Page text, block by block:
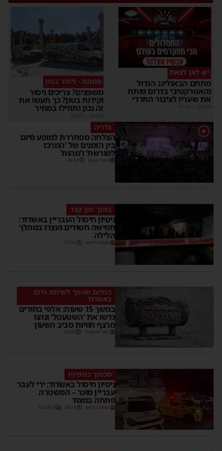
יש לאן לצאת
מתחם הבאולינג הגדול
והאטרקטיבי בדרום פותח
את שעריו לציבור החרדי
מקודם
סמנטו - ניסור בטון
משפצים? צריכים ניסור
וקידוח בטון? כך תעשו את
זה נכון ותוזילו במחיר
מקודם
1 גלריה
הצלחה מסחררת למופע סיום
בין הזמנים של 'המרכז
למורשת' ו'מהות'
משה קאהן 09:34
בתוך זמן קצר
ניסיון חיסול העבריין באשדוד:
חמישה חשודים נעצרו במהלך
הלילה
מנחם דויטש 07:35
המיזם שהפך לשיחת היום
באשדוד
במשך 15 שעות: אלפי בחורים
גדשו את 'השטעטל' ונהנו
מרצף חוויות סביב השעון
יוסי יחזקאלי 06:59
סכסוך כנופיות
ניסיון חיסול באשדוד: ירי לעבר
עבריין מוכר – המשטרה
פתחה במצוד
מנחם דויטש 06:54 1 תגובות